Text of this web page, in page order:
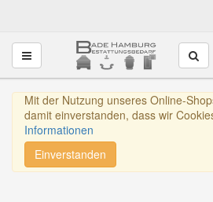
Toggle navigation
Mit der Nutzung unseres Online-
damit einverstanden, dass wir
Informationen
Einverstanden